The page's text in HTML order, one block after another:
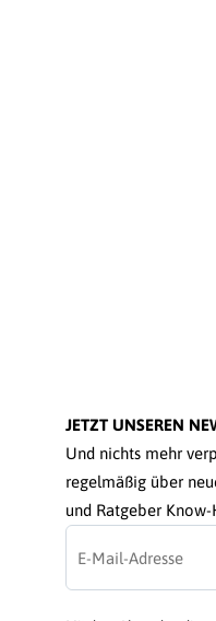
JETZT UNSEREN
Und nichts mehr
regelmäßig über
und Ratgeber